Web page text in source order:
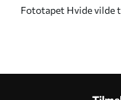
Fototapet Hvide vilde